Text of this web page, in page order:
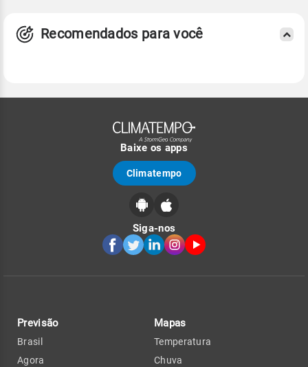
Recomendados para você
Baixe os apps
Climatempo
Siga-nos
Previsão
Brasil
Agora
Mapas
Temperatura
Chuva